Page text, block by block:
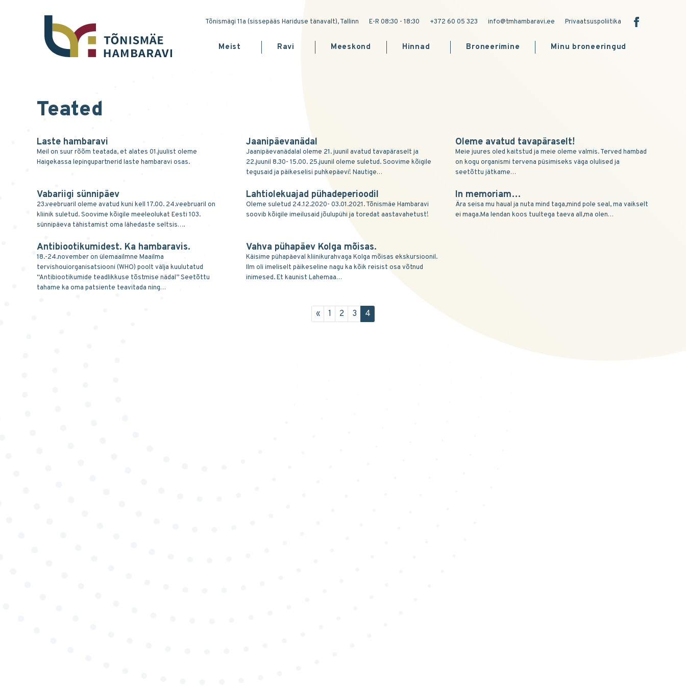
Tõnismägi 11a (sissepääs Hariduse tänavalt), Tallinn E-R 08:30 - 18:30 +372 60 05 323 info@tmhambaravi.ee Privaatsuspoliitika
Meist Ravi Meeskond Hinnad Broneerimine Minu broneeringud
Teated
Laste hambaravi
Meil on suur rõõm teatada, et alates 01.juulist oleme
Haigekassa lepingupartnerid laste hambaravi osas.
Jaanipäevanädal
Jaanipäevanädalal oleme 21. juunil avatud tavapäraselt ja
22.juunil 8.30- 15.00. 25.juunil oleme suletud. Soovime kõigile
tegusaid ja päikeselisi puhkepäevi! Nautige…
Oleme avatud tavapäraselt!
Meie juures oled kaitstud ja meie oleme valmis. Terved hambad
on kogu organismi tervena püsimiseks väga olulised ja
seetõttu jätkame…
Vabariigi sünnipäev
23.veebruaril oleme avatud kuni kell 17.00. 24.veebruaril on
kliinik suletud. Soovime kõigile meeleolukat Eesti 103.
sünnipäeva tähistamist oma lähedaste seltsis….
Lahtiolekuajad pühadeperioodil
Oleme suletud 24.12.2020- 03.01.2021. Tõnismäe Hambaravi
soovib kõigile imeilusaid jõulupühi ja toredat aastavahetust!
In memoriam…
Ära seisa mu haual ja nuta mind taga,mind pole seal, ma vaikselt
ei maga.Ma lendan koos tuultega taeva all,ma olen…
Antibiootikumidest. Ka hambaravis.
18.-24.november on ülemaailmne Maailma
tervishouiorganisatsiooni (WHO) poolt välja kuulutatud
“Antibiootikumide teadlikkuse tõstmise nädal” Seetõttu
tahame ka oma patsiente teavitada ning…
Vahva pühapäev Kolga mõisas.
Käisime pühapäeval kliinikurahvaga Kolga mõisas ekskursioonil.
Ilm oli imeliselt päikeseline nagu ka kõik reisist osa võtnud
inimesed. Et kaunist Lahemaa…
« 1 2 3 4